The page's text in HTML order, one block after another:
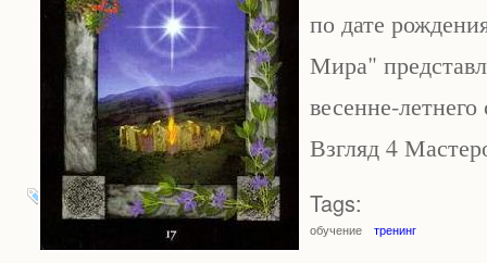
по дате
Мира"
весенне-
Взгляд 4
Tags:
обучение тренинг